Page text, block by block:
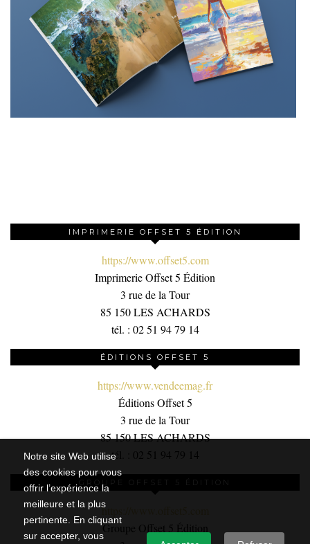
Notre site Web utilise
des cookies pour vous
offrir l’expérience la
meilleure et la plus
pertinente. En cliquant
sur accepter, vous
IMPRIMERIE OFFSET 5 ÉDITION
https://www.offset5.com
Imprimerie Offset 5 Édition
3 rue de la Tour
85 150 LES ACHARDS
tél. : 02 51 94 79 14
ÉDITIONS OFFSET 5
https://www.vendeemag.fr
Éditions Offset 5
3 rue de la Tour
85 150 LES ACHARDS
tél. : 02 51 94 79 14
GROUPE OFFSET 5 ÉDITION
https://www.offset5.com
Groupe Offset 5 Édition